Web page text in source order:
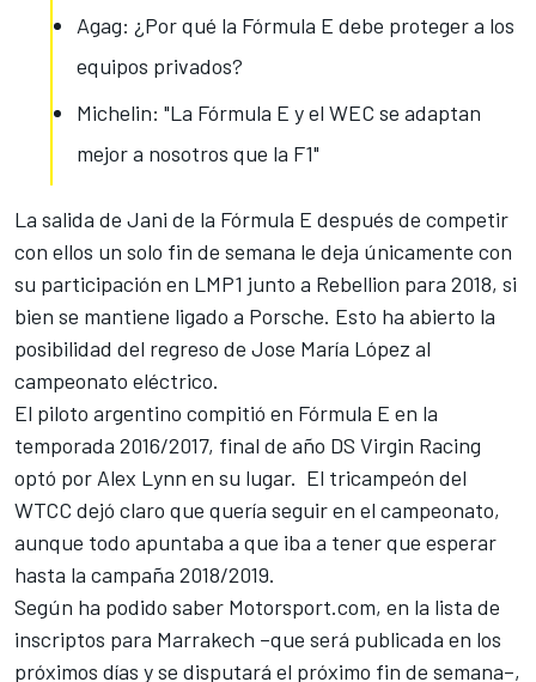
Agag: ¿Por qué la Fórmula E debe proteger a los
equipos privados?
Michelin: "La Fórmula E y el WEC se adaptan
mejor a nosotros que la F1"
La salida de Jani de la Fórmula E después de competir
con ellos un solo fin de semana le deja únicamente con
su participación en LMP1 junto a Rebellion para 2018, si
bien se mantiene ligado a Porsche. Esto ha abierto la
posibilidad del regreso de Jose María López al
campeonato eléctrico.
El piloto argentino compitió en Fórmula E en la
temporada 2016/2017, final de año DS Virgin Racing
optó por Alex Lynn en su lugar. El tricampeón del
WTCC dejó claro que quería seguir en el campeonato,
aunque todo apuntaba a que iba a tener que esperar
hasta la campaña 2018/2019.
Según ha podido saber Motorsport.com, en la lista de
inscriptos para Marrakech –que será publicada en los
próximos días y se disputará el próximo fin de semana–,